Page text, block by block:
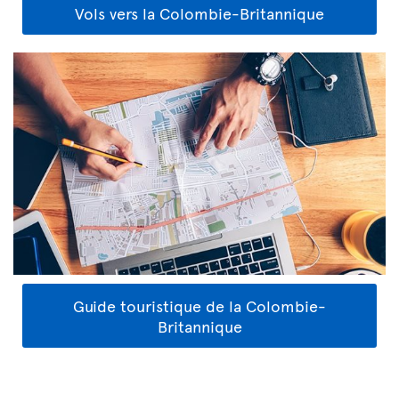
Vols vers la Colombie-Britannique
Guide touristique de la Colombie-
Britannique